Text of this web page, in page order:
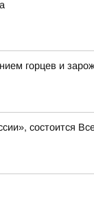
горцев и
состоится